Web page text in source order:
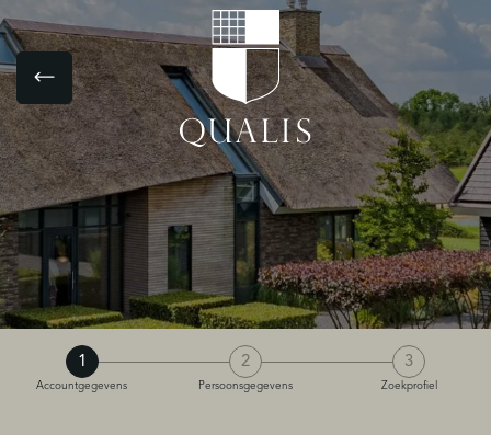
1
Accountgegevens
2
Persoonsgegevens
3
Zoekprofiel